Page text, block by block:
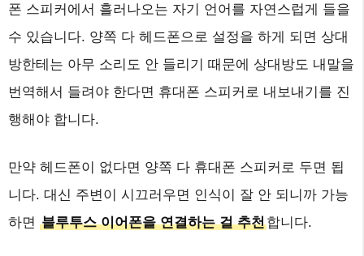
폰 스피커에서 흘러나오는 자기 언어를 자연스럽게 들을
수 있습니다. 양쪽 다 헤드폰으로 설정을 하게 되면 상대
방한테는 아무 소리도 안 들리기 때문에 상대방도 내말을
번역해서 들려야 한다면 휴대폰 스피커로 내보내기를 진
행해야 합니다.
만약 헤드폰이 없다면 양쪽 다 휴대폰 스피커로 두면 됩
니다. 대신 주변이 시끄러우면 인식이 잘 안 되니까 가능
하면 블루투스 이어폰을 연결하는 걸 추천합니다.